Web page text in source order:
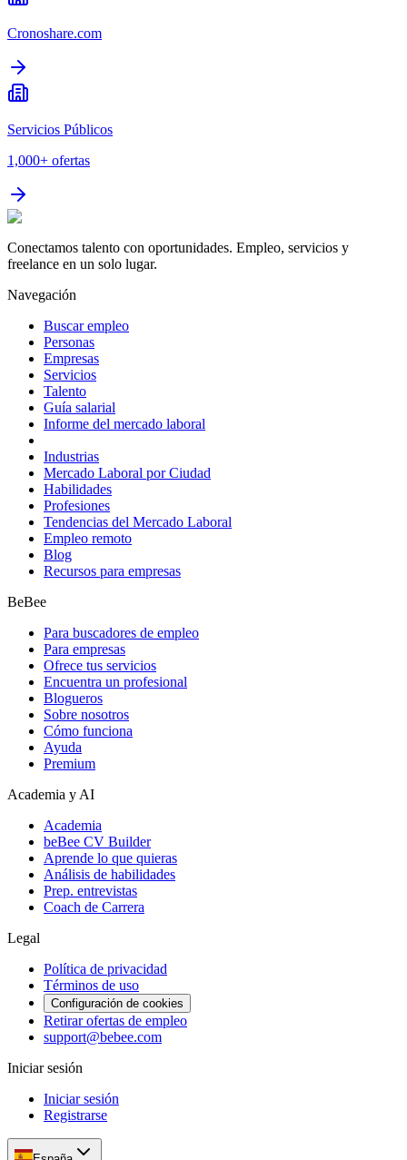
Cronoshare.com
Servicios Públicos
1,000+ ofertas
Conectamos talento con oportunidades. Empleo, servicios y
freelance en un solo lugar.
Navegación
Buscar empleo
Personas
Empresas
Servicios
Talento
Guía salarial
Informe del mercado laboral
Industrias
Mercado Laboral por Ciudad
Habilidades
Profesiones
Tendencias del Mercado Laboral
Empleo remoto
Blog
Recursos para empresas
BeBee
Para buscadores de empleo
Para empresas
Ofrece tus servicios
Encuentra un profesional
Blogueros
Sobre nosotros
Cómo funciona
Ayuda
Premium
Academia y AI
Academia
beBee CV Builder
Aprende lo que quieras
Análisis de habilidades
Prep. entrevistas
Coach de Carrera
Legal
Política de privacidad
Términos de uso
Configuración de cookies
Retirar ofertas de empleo
support@bebee.com
Iniciar sesión
Iniciar sesión
Registrarse